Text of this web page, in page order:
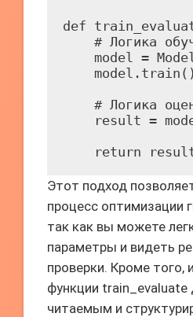
def
# Логика
model =
    model.train()
# Логика
result =
Этот подход
процесс оптимизации
так как вы можете
параметры и видеть
проверки. Кроме того,
функции train_evaluate
читаемым и